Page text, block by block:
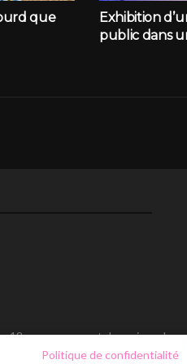
que
Exhibition
public dans
18 ans au moment des prises de
Politique de confidentialité